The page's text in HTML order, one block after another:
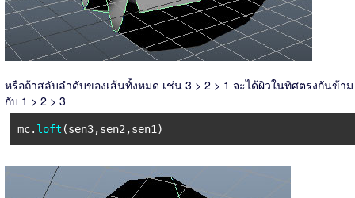
หรือถ้าสลับลำดับของเส้นทั้งหมด เช่น 3 > 2 > 1 จะได้ผิวในทิศตรงกันข้าม
กับ 1 > 2 > 3
mc. loft (sen3,sen2,sen1)